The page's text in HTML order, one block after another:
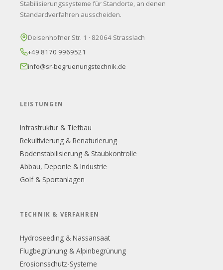
Stabilisierungssysteme für Standorte, an denen
Standardverfahren ausscheiden.
Deisenhofner Str. 1 · 82064 Strasslach
+49 8170 9969521
info@sr-begruenungstechnik.de
LEISTUNGEN
Infrastruktur & Tiefbau
Rekultivierung & Renaturierung
Bodenstabilisierung & Staubkontrolle
Abbau, Deponie & Industrie
Golf & Sportanlagen
TECHNIK & VERFAHREN
Hydroseeding & Nassansaat
Flugbegrünung & Alpinbegrünung
Erosionsschutz-Systeme